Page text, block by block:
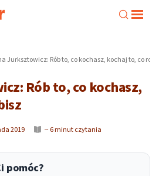
Jurksztowicz: Rób to, co kochasz, kochaj to, co
Rób to, co kochasz,
2019 ~ 6 minut czytania
pomóc?